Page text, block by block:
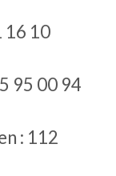
16 10
95 00 94
: 112